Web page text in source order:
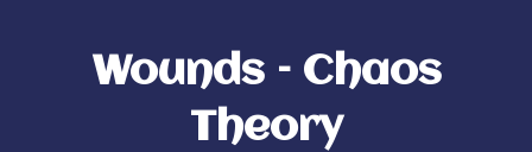
Wounds – Chaos
Theory